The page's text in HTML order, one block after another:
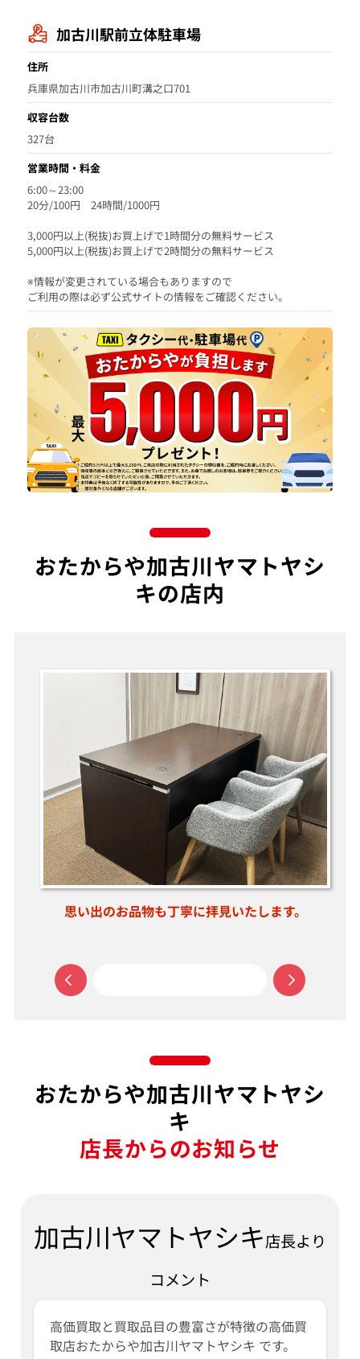
加古川駅前立体駐車場
住所
兵庫県加古川市加古川町溝之口701
収容台数
327台
営業時間・料金
6:00～23:00
20分/100円 24時間/1000円
3,000円以上(税抜)お買上げで1時間分の無料サービス
5,000円以上(税抜)お買上げで2時間分の無料サービス
※情報が変更されている場合もありますので
ご利用の際は必ず公式サイトの情報をご確認ください。
おたからや加古川ヤマトヤシ
キの店内
思い出のお品物も丁寧に拝見いたします。
おたからや加古川ヤマトヤシ
キ
店長からのお知らせ
加古川ヤマトヤシキ店長より
コメント
高価買取と買取品目の豊富さが特徴の高価買
取店おたからや加古川ヤマトヤシキ です。